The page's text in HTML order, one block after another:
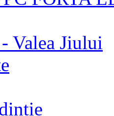
Valea Jiului